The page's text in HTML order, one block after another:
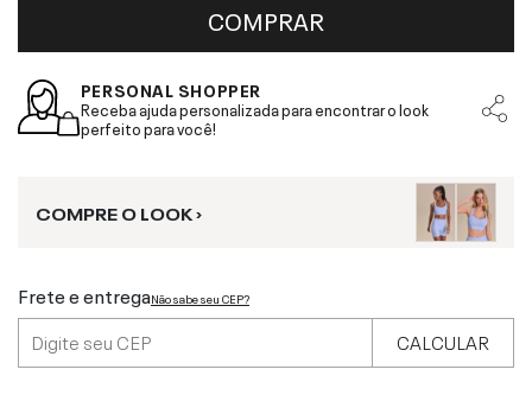
COMPRAR
PERSONAL SHOPPER
Receba ajuda personalizada para encontrar o look
perfeito para você!
COMPRE O LOOK ›
Frete e entregaNão sabe seu CEP?
CALCULAR